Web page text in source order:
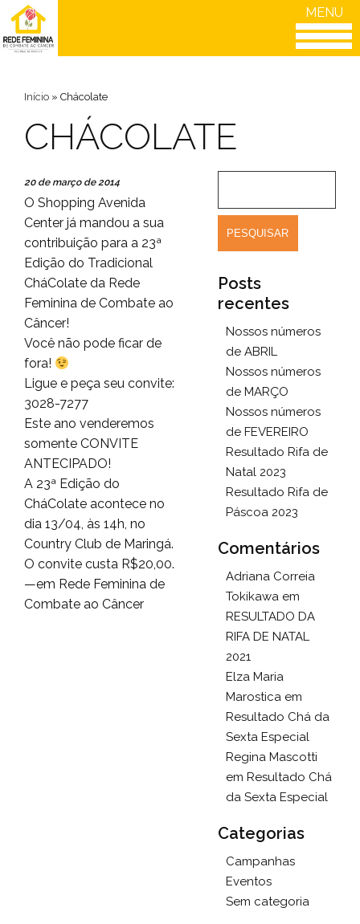
MENU
Início » Chácolate
CHÁCOLATE
20 de março de 2014
O Shopping Avenida
Center já mandou a sua
contribuição para a 23ª
Edição do Tradicional
CháColate da Rede
Feminina de Combate ao
Câncer!
Você não pode ficar de
fora!
Ligue e peça seu convite:
3028-7277
Este ano venderemos
somente CONVITE
ANTECIPADO!
A 23ª Edição do
CháColate acontece no
dia 13/04, às 14h, no
Country Club de Maringá.
O convite custa R$20,00.
—em Rede Feminina de
Combate ao Câncer
Posts
recentes
Nossos números
de ABRIL
Nossos números
de MARÇO
Nossos números
de FEVEREIRO
Resultado Rifa de
Natal 2023
Resultado Rifa de
Páscoa 2023
Comentários
Adriana Correia
Tokikawaem
RESULTADO DA
RIFA DE NATAL
2021
Elza Maria
Marosticaem
Resultado Chá da
Sexta Especial
Regina Mascotti
em Resultado Chá
da Sexta Especial
Categorias
Campanhas
Eventos
Sem categoria